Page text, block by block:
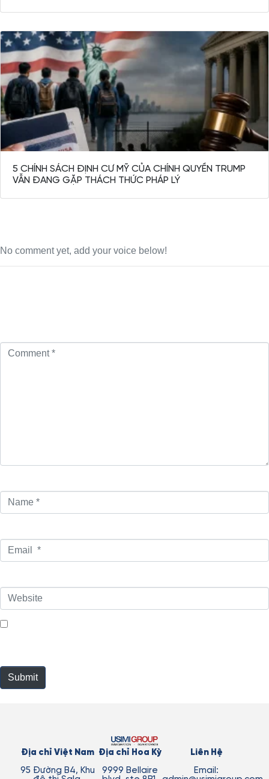
5 CHÍNH SÁCH ĐỊNH CƯ MỸ CỦA CHÍNH QUYỀN TRUMP
VẪN ĐANG GẶP THÁCH THỨC PHÁP LÝ
No comment yet, add your voice below!
Submit
Địa chỉ Việt Nam
95 Đường B4, Khu
Địa chỉ Hoa Kỳ
9999 Bellaire
Liên Hệ
Email: